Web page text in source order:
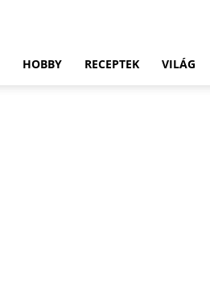
HOBBY RECEPTEK VILÁG